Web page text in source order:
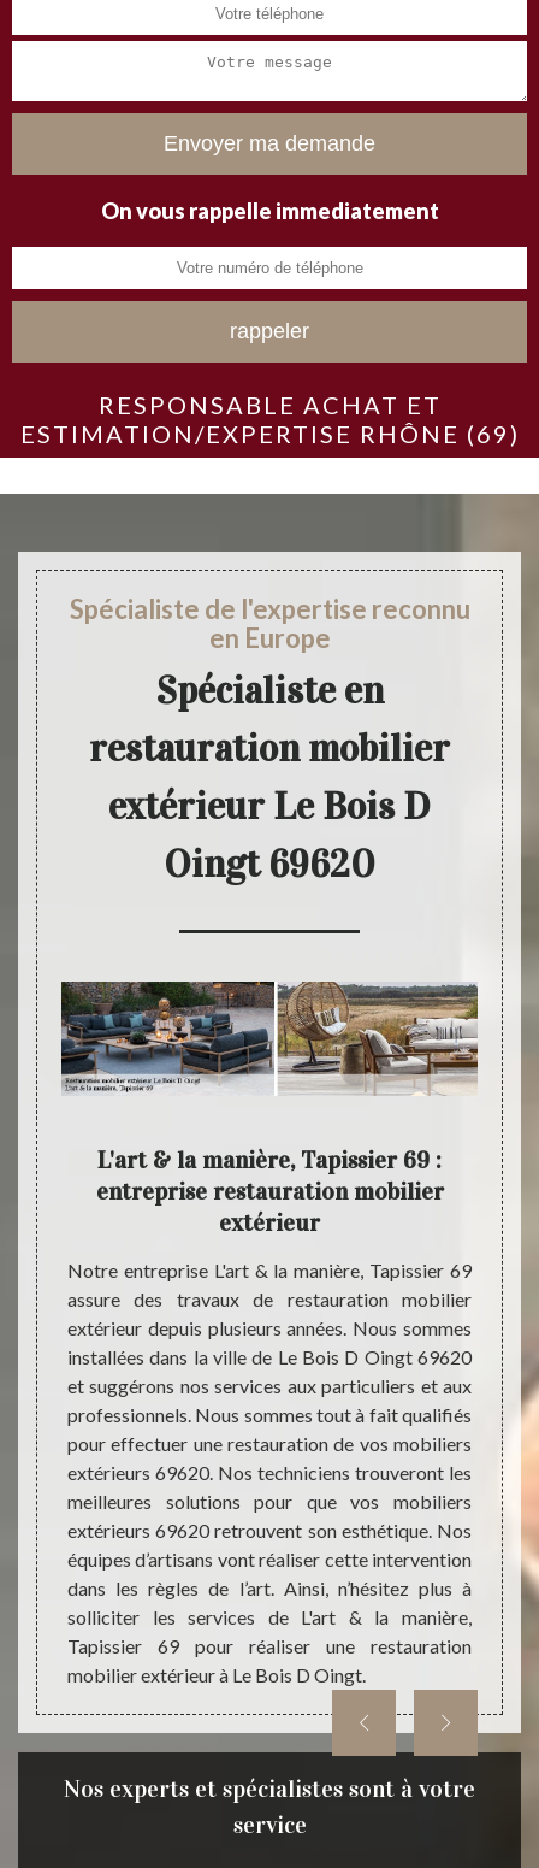
On vous rappelle immediatement
RESPONSABLE ACHAT ET
ESTIMATION/EXPERTISE RHÔNE (69)
Spécialiste de l'expertise reconnu
en Europe
Spécialiste en
restauration mobilier
extérieur Le Bois D
Oingt 69620
L'art
son
Pour
pour
D
que,
L'art & la manière, Tapissier 69 :
entreprise restauration mobilier
extérieur
Notre entreprise L'art & la manière, Tapissier 69
assure des travaux de restauration mobilier
extérieur depuis plusieurs années. Nous sommes
installées dans la ville de Le Bois D Oingt 69620
et suggérons nos services aux particuliers et aux
professionnels. Nous sommes tout à fait qualifiés
pour effectuer une restauration de vos mobiliers
extérieurs 69620. Nos techniciens trouveront les
meilleures solutions pour que vos mobiliers
extérieurs 69620 retrouvent son esthétique. Nos
équipes d’artisans vont réaliser cette intervention
dans les règles de l’art. Ainsi, n’hésitez plus à
solliciter les services de L'art & la manière,
Tapissier 69 pour réaliser une restauration
mobilier extérieur à Le Bois D Oingt.
En
et
Nos experts et spécialistes sont à votre
service